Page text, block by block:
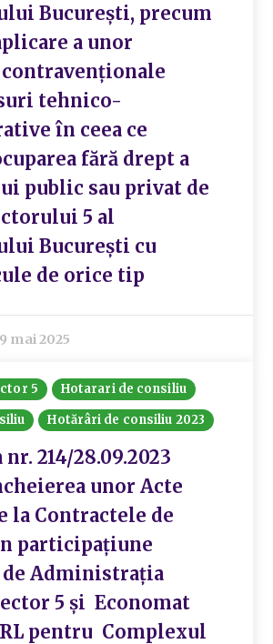
București, precum
a unor
tehnico-
în ceea ce
fără drept a
public sau privat de
5 al
București cu
de orice tip
mai 2025
5
Hotarari de consiliu
Hotărâri de consiliu 2023
214/28.09.2023
unor Acte
la Contractele de
participațiune
Administrația
5 și Economat
pentru Complexul